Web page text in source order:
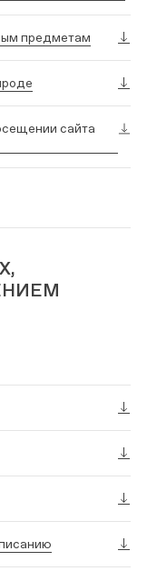
предметам
сайта